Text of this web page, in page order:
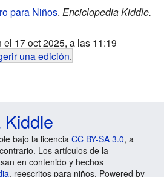
para Niños. Enciclopedia Kiddle.
el 17 oct 2025, a las 11:19
una edición.
bajo la licencia CC BY-SA 3.0, a
Los artículos de la
en contenido y hechos
, reescritos para niños. Powered by